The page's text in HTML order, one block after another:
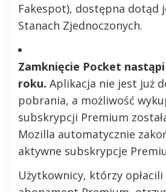
Fakespot), dostępna dotąd
Stanach Zjednoczonych.
Zamknięcie Pocket nastąpi
roku. Aplikacja nie jest już
pobrania, a możliwość
subskrypcji Premium
Mozilla automatycznie
aktywne subskrypcje
Użytkownicy, którzy